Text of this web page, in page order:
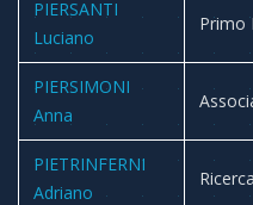
PIERSANTI
Luciano
Primo
PIERSIMONI
Anna
PIETRINFERNI
Adriano